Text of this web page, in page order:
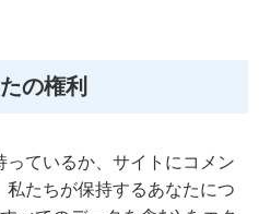
の権利
ているか、サイトにコメン
私たちが保持するあなたにつ